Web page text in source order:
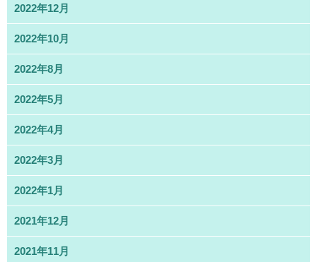
2022年12月
2022年10月
2022年8月
2022年5月
2022年4月
2022年3月
2022年1月
2021年12月
2021年11月